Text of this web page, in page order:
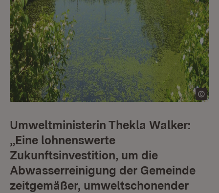
Umweltministerin Thekla Walker:
„Eine lohnenswerte
Zukunftsinvestition, um die
Abwasserreinigung der Gemeinde
zeitgemäßer, umweltschonender